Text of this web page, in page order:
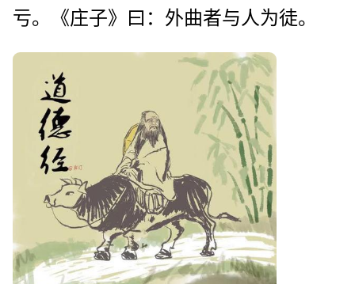
亏。《庄子》曰：外曲者与人为徒。